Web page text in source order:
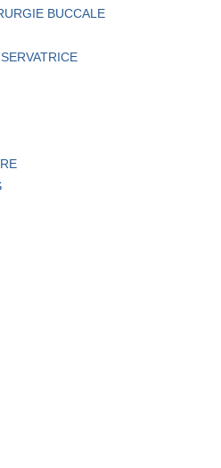
BUCCALE